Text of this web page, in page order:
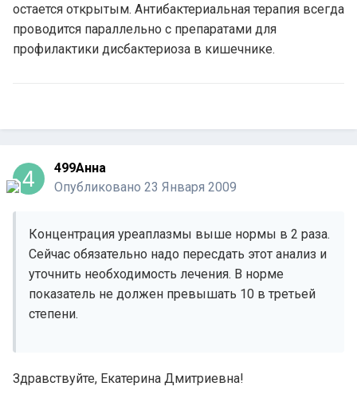
остается открытым. Антибактериальная терапия всегда
проводится параллельно с препаратами для
профилактики дисбактериоза в кишечнике.
499Анна
Опубликовано 23 Января 2009
Концентрация уреаплазмы выше нормы в 2 раза.
Сейчас обязательно надо пересдать этот анализ и
уточнить необходимость лечения. В норме
показатель не должен превышать 10 в третьей
степени.
Здравствуйте, Екатерина Дмитриевна!